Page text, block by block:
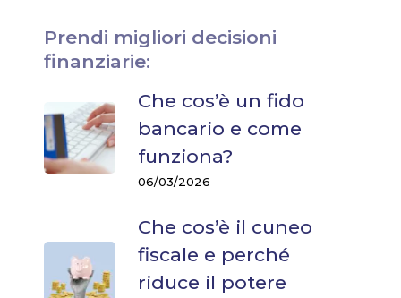
Prendi migliori decisioni
finanziarie:
Che cos’è un fido
bancario e come
funziona?
06/03/2026
Che cos’è il cuneo
fiscale e perché
riduce il potere